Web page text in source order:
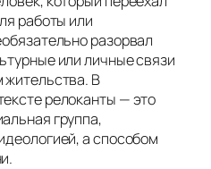
работы или
разорвал
или личные связи
В
релоканты — это
группа,
а способом